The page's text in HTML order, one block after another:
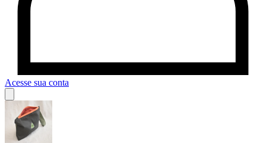
Acesse sua conta